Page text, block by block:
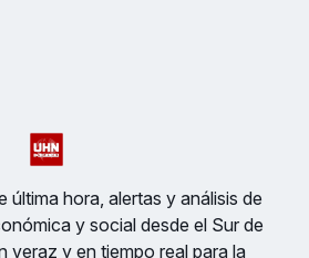
última hora, alertas y análisis de
y social desde el Sur de
veraz y en tiempo real para la